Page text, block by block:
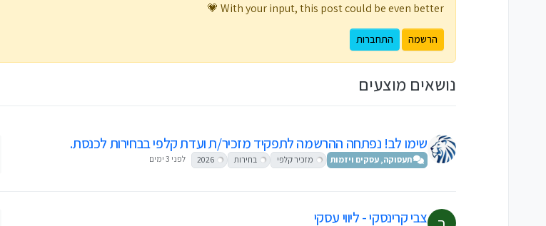
With your input, this post could be even better 💗
הרשמה התחברות
נושאים מוצעים
שימו לב! נפתחה ההרשמה לתפקיד מזכיר/ת ועדת קלפי בבחירות לכנסת.
תעסוקה, עסקים ויזמות מזכיר קלפי בחירות 2026 לפני 3 ימים
צבי קרינסקי - ליווי עסקי